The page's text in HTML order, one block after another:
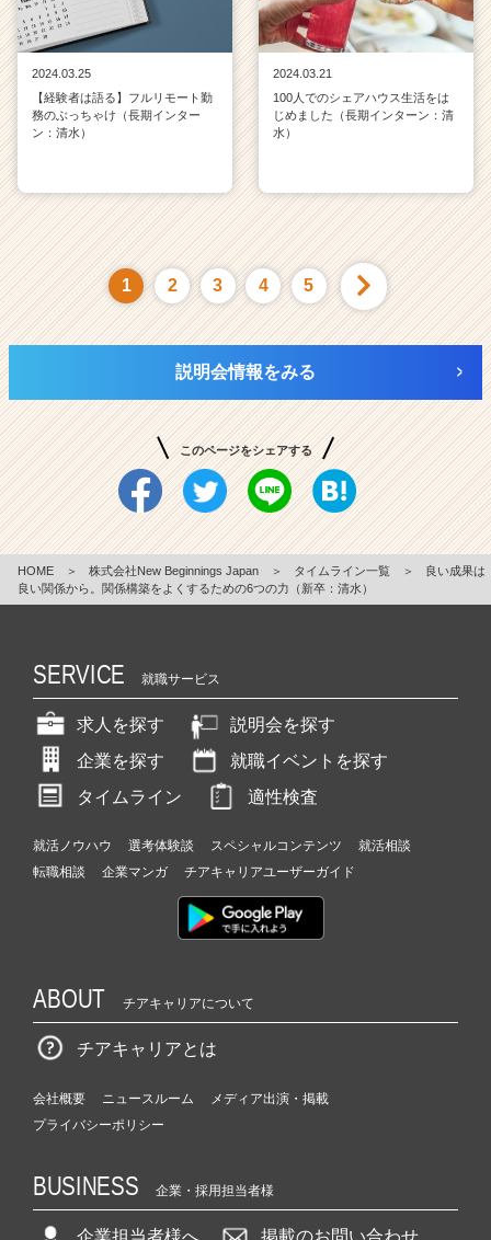
2024.03.25
【経験者は語る】フルリモート勤
務のぶっちゃけ（長期インター
ン：清水）
2024.03.21
100人でのシェアハウス生活をは
じめました（長期インターン：清
水）
1 2 3 4 5
説明会情報をみる
このページをシェアする
HOME ＞ 株式会社New Beginnings Japan ＞ タイムライン一覧 ＞
良い成果は
良い関係から。関係構築をよくするための6つの力（新卒：清水）
SERVICE 就職サービス
求人を探す
説明会を探す
企業を探す
就職イベントを探す
タイムライン
適性検査
就活ノウハウ 選考体験談 スペシャルコンテンツ
就活相談
転職相談
企業マンガ チアキャリアユーザーガイド
ABOUT チアキャリアについて
チアキャリアとは
会社概要 ニュースルーム
メディア出演・掲載
プライバシーポリシー
BUSINESS 企業・採用担当者様